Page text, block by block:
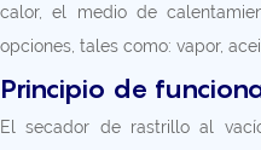
calor, el medio de
opciones, tales como: vapor,
Principio de
El secador de rastrillo al